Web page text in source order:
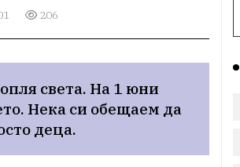
206
света. На 1 юни
Нека си обещаем да
деца.